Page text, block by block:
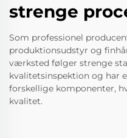
strenge
Som professionel
produktionsudstyr og
værksted følger strenge
kvalitetsinspektion og har
forskellige komponenter,
kvalitet.